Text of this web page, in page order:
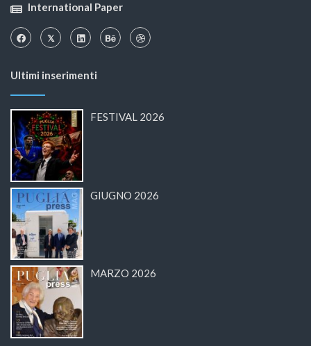
International Paper
Ultimi inserimenti
FESTIVAL 2026
GIUGNO 2026
MARZO 2026